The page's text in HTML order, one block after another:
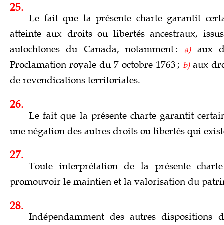
25.
Le fait que la présente charte garantit
atteinte aux droits ou libertés ancestraux,
autochtones du Canada, notamment : a)aux
Proclamation royale du 7 octobre 1763 ; b)aux
de revendications territoriales.
26.
Le fait que la présente charte garantit
une négation des autres droits ou libertés qui
27.
Toute interprétation de la présente
promouvoir le maintien et la valorisation du
28.
Indépendamment des autres